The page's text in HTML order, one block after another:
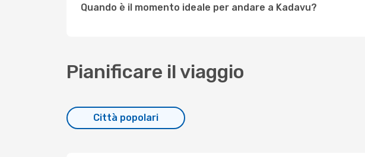
Quando è il momento ideale per andare a Kadavu?
Pianificare il viaggio
Città popolari